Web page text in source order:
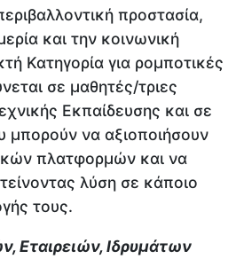
προστασία,
και την κοινωνική
Κατηγορία για ρομποτικές
σε μαθητές/τριες
Εκπαίδευσης και σε
μπορούν να αξιοποιήσουν
πλατφορμών και να
λύση σε κάποιο
τους.
Εταιρειών, Ιδρυμάτων